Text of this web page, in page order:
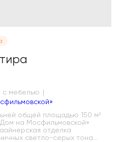
с мебелью
общей площадью 150 м²
на Мосфильмовской»
отделка
светло-серых тона...